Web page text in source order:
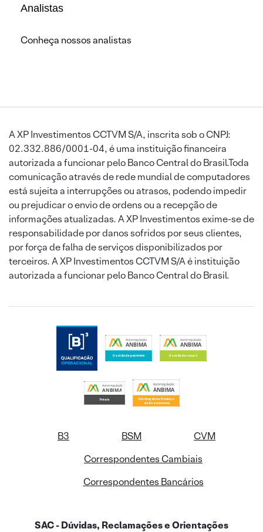
Analistas
Conheça nossos analistas
A XP Investimentos CCTVM S/A, inscrita sob o CNPJ:
02.332.886/0001-04, é uma instituição financeira
autorizada a funcionar pelo Banco Central do Brasil.Toda
comunicação através de rede mundial de computadores
está sujeita a interrupções ou atrasos, podendo impedir
ou prejudicar o envio de ordens ou a recepção de
informações atualizadas. A XP Investimentos exime-se de
responsabilidade por danos sofridos por seus clientes,
por força de falha de serviços disponibilizados por
terceiros. A XP Investimentos CCTVM S/A é instituição
autorizada a funcionar pelo Banco Central do Brasil.
B3 BSM
CVM
Correspondentes Cambiais
Correspondentes Bancários
SAC - Dúvidas, Reclamações e Orientações